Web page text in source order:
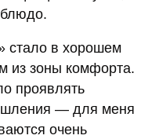
блюдо.
стало в хорошем
из зоны комфорта.
проявлять
— для меня
очень